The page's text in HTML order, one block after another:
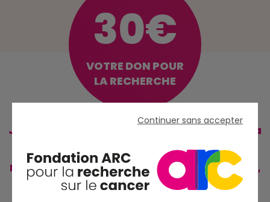
66
%
DE DÉDUCTION
FISCALE
30€
VOTRE DON POUR
LA RECHERCHE
Je relève le challenge pour faire avancer la
Pour participer au Triathlon des Roses Connecté,
inscrivez-vous en faisant un don de 30 €.Vous
participerez ainsi activement à soutenir nos projets
Continuer sans accepter